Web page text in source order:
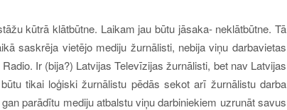
kūtrā klātbūtne. Laikam jau būtu jāsaka- neklātbūtne. Tā
saskrēja vietējo mediju žurnālisti, nebija viņu darbavietas
Ir (bija?) Latvijas Televīzijas žurnālisti, bet nav Latvijas
tikai loģiski žurnālistu pēdās sekot arī žurnālistu darba
parādītu mediju atbalstu viņu darbiniekiem uzrunāt savus